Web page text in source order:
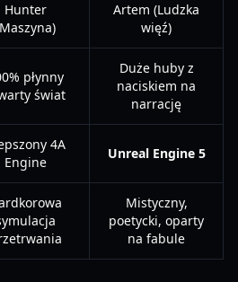
Hunter
Artem (Ludzka
więź)
płynny
świat
Duże huby z
naciskiem na
narrację
4A
Engine
Unreal Engine 5
Mistyczny,
poetycki, oparty
na fabule